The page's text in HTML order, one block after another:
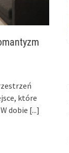
które
dobie [...]